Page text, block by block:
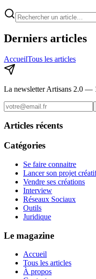
Derniers articles
AccueilTous les articles
La newsletter Artisans 2.0 —
Articles récents
Catégories
Se faire connaitre
Lancer son projet
Vendre ses créations
Interview
Réseaux Sociaux
Outils
Juridique
Le magazine
Accueil
Tous les articles
À propos